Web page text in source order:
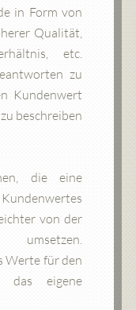
in Form von
Qualität,
etc.
zu
Kundenwert
beschreiben
die eine
von der
Werte für den
das eigene